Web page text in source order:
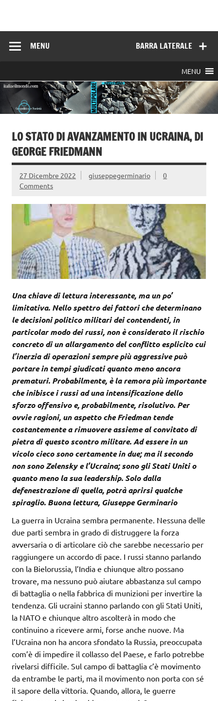
BARRA LATERALE
MENU
MENU
LO STATO DI AVANZAMENTO IN UCRAINA, DI
GEORGE FRIEDMANN
27 Dicembre 2022 giuseppegerminario
0
Comments
Una chiave di lettura interessante, ma un po’
limitativa. Nello spettro dei fattori che determinano
le decisioni politico militari dei contendenti, in
particolar modo dei russi, non è considerato il rischio
concreto di un allargamento del conflitto esplicito cui
l’inerzia di operazioni sempre più aggressive può
portare in tempi giudicati quanto meno ancora
prematuri. Probabilmente, è la remora più importante
che inibisce i russi ad una intensificazione dello
sforzo offensivo e, probabilmente, risolutivo. Per
ovvie ragioni, un aspetto che Friedman tende
costantemente a rimuovere assieme al convitato di
pietra di questo scontro militare. Ad essere in un
vicolo cieco sono certamente in due; ma il secondo
non sono Zelensky e l’Ucraina; sono gli Stati Uniti o
quanto meno la sua leadership. Solo dalla
defenestrazione di quella, potrà aprirsi qualche
spiraglio. Buona lettura, Giuseppe Germinario
La guerra in Ucraina sembra permanente. Nessuna delle
due parti sembra in grado di distruggere la forza
avversaria o di articolare ciò che sarebbe necessario per
raggiungere un accordo di pace. I russi stanno parlando
con la Bielorussia, l’India e chiunque altro possano
trovare, ma nessuno può aiutare abbastanza sul campo
di battaglia o nella fabbrica di munizioni per invertire la
tendenza. Gli ucraini stanno parlando con gli Stati Uniti,
la NATO e chiunque altro ascolterà in modo che
continuino a ricevere armi, forse anche nuove. Ma
l’Ucraina non ha ancora sfondato la Russia, preoccupata
com’è di impedire il collasso del Paese, e farlo potrebbe
rivelarsi difficile. Sul campo di battaglia c’è movimento
da entrambe le parti, ma il movimento non porta con sé
il sapore della vittoria. Quando, allora, le guerre